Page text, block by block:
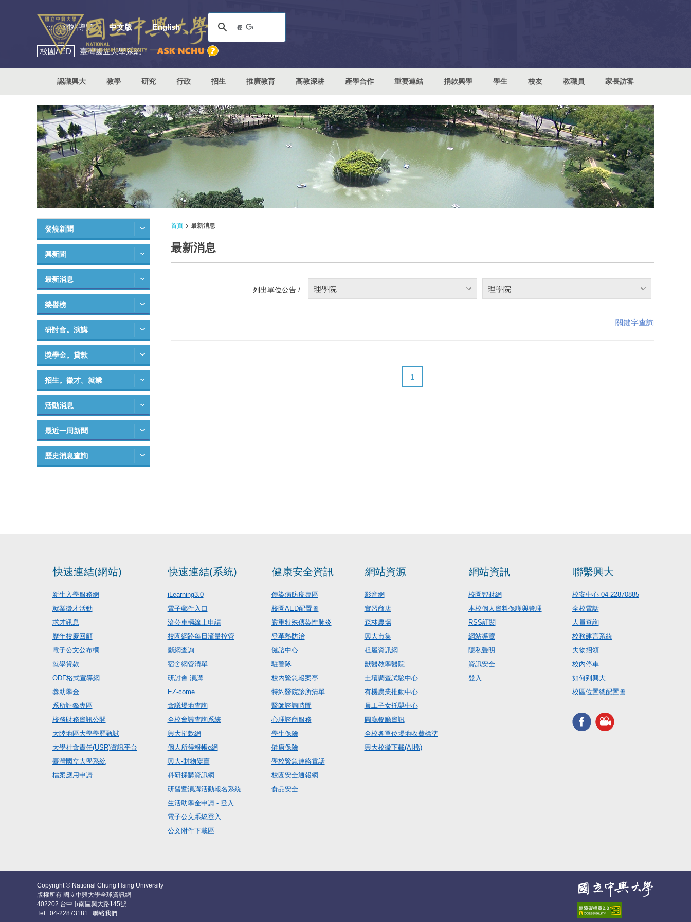
::: 網站導覽 中文版 English
校園AED 臺灣國立大學系統
認識興大 教學 研究 行政 招生 推廣教育 高教深耕 產學合作 重要連結 捐款興學 學生 校友 教職員 家長訪客
發燒新聞
興新聞
最新消息
榮譽榜
研討會。演講
獎學金。貸款
招生。徵才。就業
活動消息
最近一周新聞
歷史消息查詢
首頁 最新消息
最新消息
列出單位公告 / 理學院 理學院
關鍵字查詢
1
快速連結(網站)
新生入學服務網
就業徵才活動
求才訊息
歷年校慶回顧
電子公文公布欄
就學貸款
ODF格式宣導網
獎助學金
系所評鑑專區
校務財務資訊公開
大陸地區大學學歷甄試
大學社會責任(USR)資訊平台
臺灣國立大學系統
檔案應用申請
快速連結(系統)
iLearning3.0
電子郵件入口
洽公車輛線上申請
校園網路每日流量控管
斷網查詢
宿舍網管清單
研討會.演講
EZ-come
會議場地查詢
全校會議查詢系統
興大捐款網
個人所得報帳e網
興大-財物變賣
科研採購資訊網
研習暨演講活動報名系統
生活助學金申請 - 登入
電子公文系統登入
公文附件下載區
健康安全資訊
傳染病防疫專區
校園AED配置圖
嚴重特殊傳染性肺炎
登革熱防治
健諮中心
駐警隊
校內緊急報案亭
特約醫院診所清單
醫師諮詢時間
心理諮商服務
學生保險
健康保險
學校緊急連絡電話
校園安全通報網
食品安全
網站資源
影音網
實習商店
森林農場
興大市集
租屋資訊網
獸醫教學醫院
土壤調查試驗中心
有機農業推動中心
員工子女托嬰中心
圓廳餐廳資訊
全校各單位場地收費標準
興大校徽下載(AI檔)
網站資訊
校園智財網
本校個人資料保護與管理
RSS訂閱
網站導覽
隱私聲明
資訊安全
登入
聯繫興大
校安中心 04-22870885
全校電話
人員查詢
校務建言系統
失物招領
校內停車
如何到興大
校區位置總配置圖
Copyright © National Chung Hsing University
版權所有 國立中興大學全球資訊網
402202 台中市南區興大路145號
Tel : 04-22873181 聯絡我們